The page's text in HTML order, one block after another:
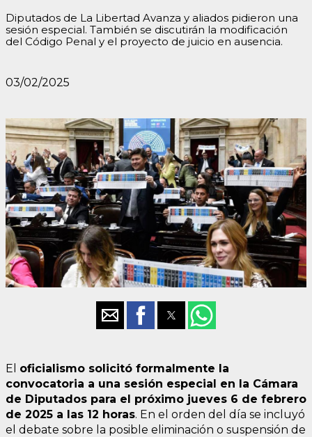
Diputados de La Libertad Avanza y aliados pidieron una
sesión especial. También se discutirán la modificación
del Código Penal y el proyecto de juicio en ausencia.
03/02/2025
El oficialismo solicitó formalmente la
convocatoria a una sesión especial en la Cámara
de Diputados para el próximo jueves 6 de febrero
de 2025 a las 12 horas. En el orden del día se incluyó
el debate sobre la posible eliminación o suspensión de